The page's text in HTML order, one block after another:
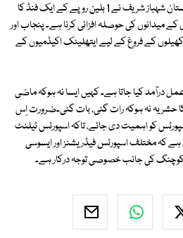
باخبر ذرایع کے مطابق وزیرِ اعظم پاکستان شہباز شریف نے 1 بلین روپے کے ایک فنڈ کا
میدانوں کی حوصلہ افزائی کرنا ہے۔ پنجاب اور
کے فروغ کے لیے ایتھلیٹک اکیڈمیوں کے
درآمد کیا جاتا ہے۔ کہیں ایسا نہ ہوکہ ماضی
حشر یہ نہ ہوکہ رات گئی، بات گئی۔ضرورت اِس
کو اہمیت دی جائے، تاکہ اسپورٹس ٹیلنٹ
کہ مختلف اسپورٹس فیڈریشنز اور ایسوسی
کوچنگ کی جانب خصوصی توجہ درکار ہے۔